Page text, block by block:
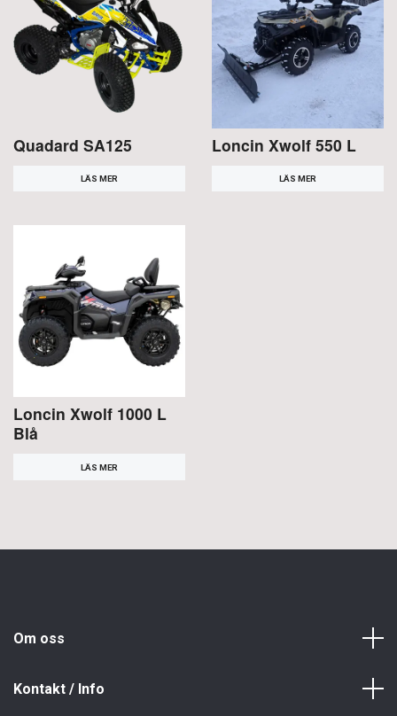
Quadard SA125
LÄS MER
Loncin Xwolf 550 L
LÄS MER
Loncin Xwolf 1000 L
Blå
LÄS MER
Om oss
Kontakt / Info